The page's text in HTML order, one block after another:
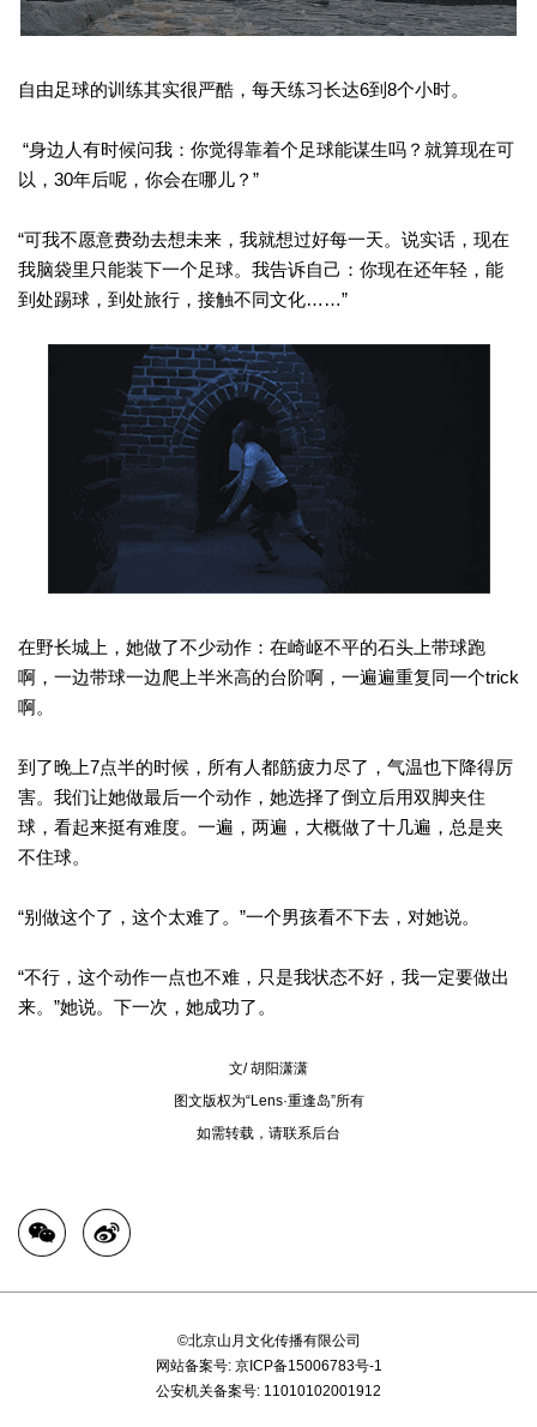
自由足球的训练其实很严酷，每天练习长达6到8个小时。
“身边人有时候问我：你觉得靠着个足球能谋生吗？就算现在可
以，30年后呢，你会在哪儿？”
“可我不愿意费劲去想未来，我就想过好每一天。说实话，现在
我脑袋里只能装下一个足球。我告诉自己：你现在还年轻，能
到处踢球，到处旅行，接触不同文化……”
在野长城上，她做了不少动作：在崎岖不平的石头上带球跑
啊，一边带球一边爬上半米高的台阶啊，一遍遍重复同一个trick
啊。
到了晚上7点半的时候，所有人都筋疲力尽了，气温也下降得厉
害。我们让她做最后一个动作，她选择了倒立后用双脚夹住
球，看起来挺有难度。一遍，两遍，大概做了十几遍，总是夹
不住球。
“别做这个了，这个太难了。”一个男孩看不下去，对她说。
“不行，这个动作一点也不难，只是我状态不好，我一定要做出
来。”她说。下一次，她成功了。
文/ 胡阳潇潇
图文版权为“Lens·重逢岛”所有
如需转载，请联系后台
©北京山月文化传播有限公司
网站备案号: 京ICP备15006783号-1
公安机关备案号: 11010102001912